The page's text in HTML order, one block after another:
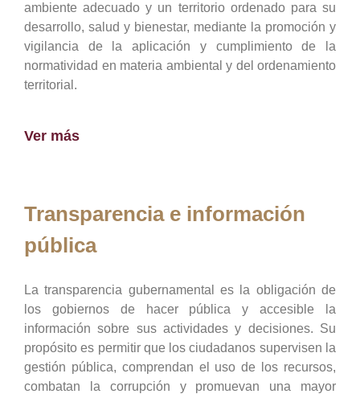
ambiente adecuado y un territorio ordenado para su
desarrollo, salud y bienestar, mediante la promoción y
vigilancia de la aplicación y cumplimiento de la
normatividad en materia ambiental y del ordenamiento
territorial.
Ver más
Transparencia e información
pública
La transparencia gubernamental es la obligación de
los gobiernos de hacer pública y accesible la
información sobre sus actividades y decisiones. Su
propósito es permitir que los ciudadanos supervisen la
gestión pública, comprendan el uso de los recursos,
combatan la corrupción y promuevan una mayor